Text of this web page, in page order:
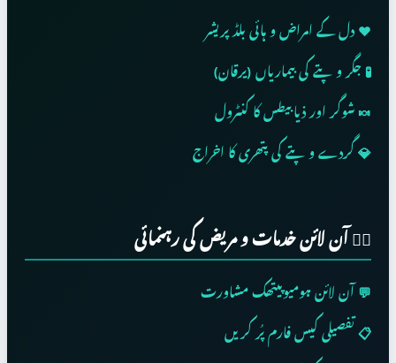
❤️ دل کے امراض و ہائی بلڈ پریشر
🧪 جگر و پتے کی بیماریاں (یرقان)
🍬 شوگر اور ذیابیطس کا کنٹرول
💎 گردے و پتے کی پتھری کا اخراج
👨‍⚕️ آن لائن خدمات و مریض کی رہنمائی
💬 آن لائن ہومیوپیتھک مشاورت
📋 تفصیلی کیس فارم پُر کریں